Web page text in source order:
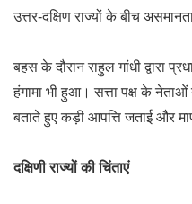
उत्तर-दक्षिण राज्यों के बीच
बहस के दौरान राहुल गांधी द्वारा
हंगामा भी हुआ। सत्ता पक्ष के
बताते हुए कड़ी आपत्ति जताई और
दक्षिणी राज्यों की चिंताएं